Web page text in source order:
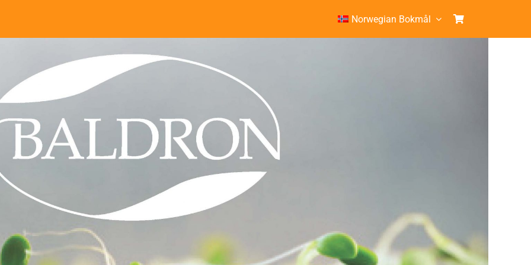
Norwegian Bokmål